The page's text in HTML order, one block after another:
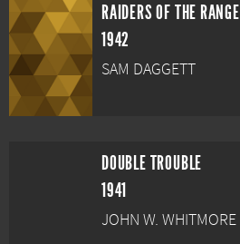
RAIDERS OF THE RANGE
1942
SAM DAGGETT
DOUBLE TROUBLE
1941
JOHN W. WHITMORE